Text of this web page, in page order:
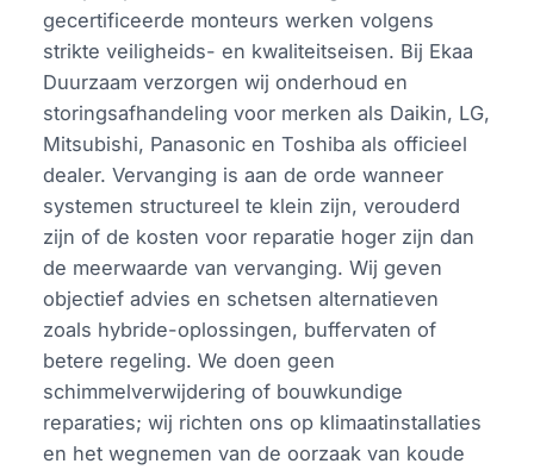
gecertificeerde monteurs werken volgens
strikte veiligheids- en kwaliteitseisen. Bij Ekaa
Duurzaam verzorgen wij onderhoud en
storingsafhandeling voor merken als Daikin, LG,
Mitsubishi, Panasonic en Toshiba als officieel
dealer. Vervanging is aan de orde wanneer
systemen structureel te klein zijn, verouderd
zijn of de kosten voor reparatie hoger zijn dan
de meerwaarde van vervanging. Wij geven
objectief advies en schetsen alternatieven
zoals hybride-oplossingen, buffervaten of
betere regeling. We doen geen
schimmelverwijdering of bouwkundige
reparaties; wij richten ons op klimaatinstallaties
en het wegnemen van de oorzaak van koude